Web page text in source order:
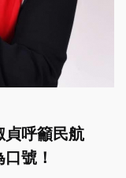
貞呼籲民航
號！